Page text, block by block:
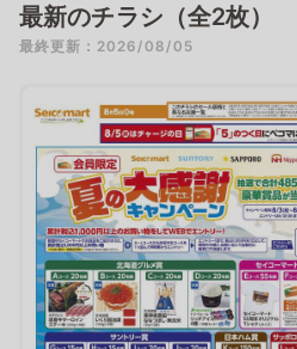
最新のチラシ（全2枚）
最終更新：2026/08/05